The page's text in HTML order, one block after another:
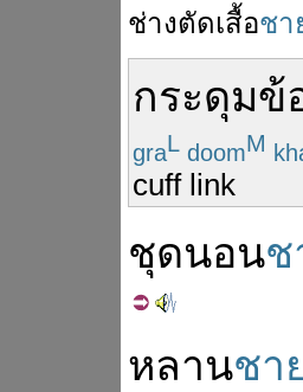
ช่างตัดเสื้อชา
กระดุมข้
graL doomM
cuff link
ชุดนอนช
หลานชา